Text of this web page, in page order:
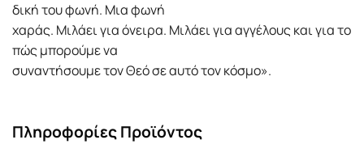
δική του φωνή. Μια φωνή
χαράς. Μιλάει για όνειρα. Μιλάει για αγγέλους και για το
πώς μπορούμε να
συναντήσουμε τον Θεό σε αυτό τον κόσμο».
Πληροφορίες Προϊόντος